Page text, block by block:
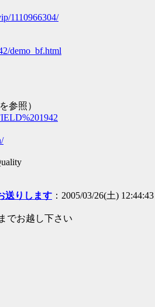
1110966304/
demo_bf.html
参照）
送りします ：2005/03/26(土)
でお越し下さい